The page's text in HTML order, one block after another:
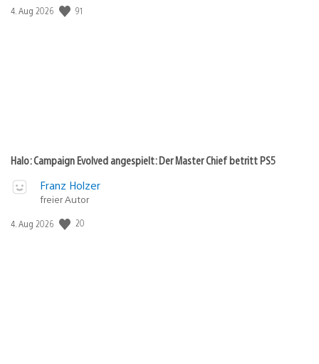
Veröffentlichungsdatum:
4. Aug 2026 91
Halo: Campaign Evolved angespielt: Der Master Chief betritt PS5
Franz Holzer
freier Autor
Veröffentlichungsdatum:
4. Aug 2026 20